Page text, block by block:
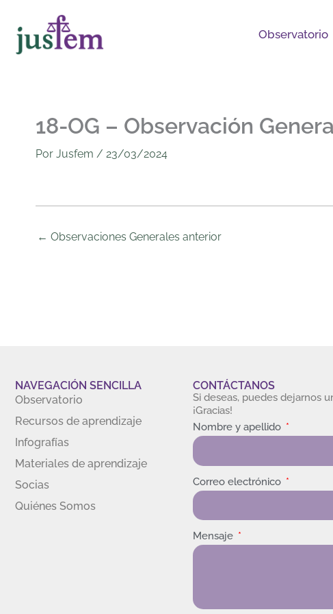
contenido
Observatorio
18-OG – Observación
Por Jusfem / 23/03/2024
← Observaciones Generales anterior
NAVEGACIÓN SENCILLA
Observatorio
Recursos de aprendizaje
Infografías
Materiales de aprendizaje
Socias
Quiénes Somos
CONTÁCTANOS
Si deseas, puedes dejarnos
¡Gracias!
Nombre y apellido
Correo electrónico
Mensaje